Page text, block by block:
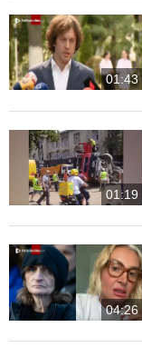
01:43
01:19
04:26